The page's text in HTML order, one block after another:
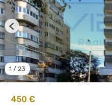
450 €
1 / 23
Previous